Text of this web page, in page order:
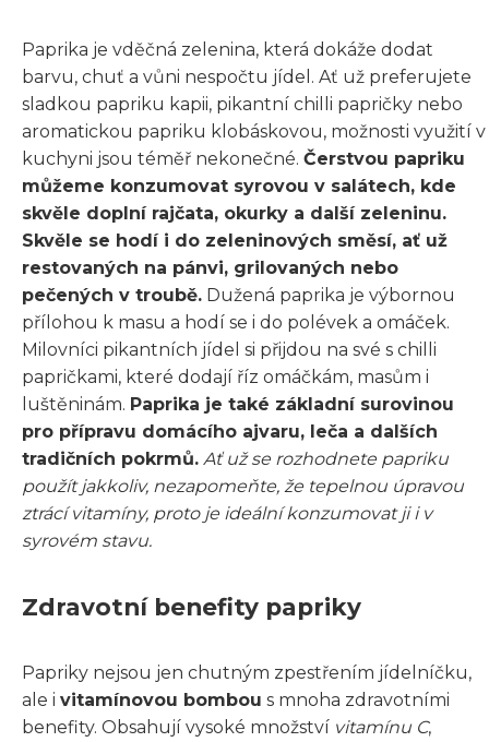
Paprika je vděčná zelenina, která dokáže dodat
barvu, chuť a vůni nespočtu jídel. Ať už preferujete
sladkou papriku kapii, pikantní chilli papričky nebo
aromatickou papriku klobáskovou, možnosti využití v
kuchyni jsou téměř nekonečné. Čerstvou papriku
můžeme konzumovat syrovou v salátech, kde
skvěle doplní rajčata, okurky a další zeleninu.
Skvěle se hodí i do zeleninových směsí, ať už
restovaných na pánvi, grilovaných nebo
pečených v troubě. Dužená paprika je výbornou
přílohou k masu a hodí se i do polévek a omáček.
Milovníci pikantních jídel si přijdou na své s chilli
papričkami, které dodají říz omáčkám, masům i
luštěninám. Paprika je také základní surovinou
pro přípravu domácího ajvaru, leča a dalších
tradičních pokrmů. Ať už se rozhodnete papriku
použít jakkoliv, nezapomeňte, že tepelnou úpravou
ztrácí vitamíny, proto je ideální konzumovat ji i v
syrovém stavu.
Zdravotní benefity papriky
Papriky nejsou jen chutným zpestřením jídelníčku,
ale i vitamínovou bombou s mnoha zdravotními
benefity. Obsahují vysoké množství vitamínu C,